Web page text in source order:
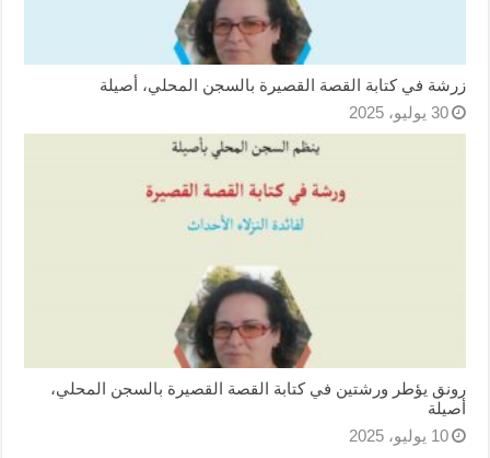
زرشة في كتابة القصة القصيرة بالسجن المحلي، أصيلة
30 يوليو، 2025
رونق يؤطر ورشتين في كتابة القصة القصيرة بالسجن المحلي،
أصيلة
10 يوليو، 2025